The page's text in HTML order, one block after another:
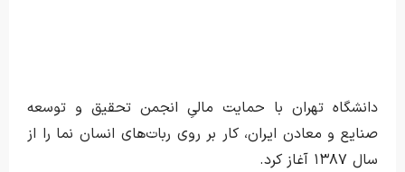
دانشگاه تهران با حمایت مالیِ انجمن تحقیق و توسعه
صنایع و معادن ایران، کار بر روی ربات‌های انسان نما را از
سال ۱۳۸۷ آغاز کرد.